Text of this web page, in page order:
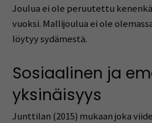
Joulua ei ole peruutettu
vuoksi. Mallijoulua ei ole
löytyy sydämestä.
Sosiaalinen ja
yksinäisyys
Junttilan (2015) mukaan joka